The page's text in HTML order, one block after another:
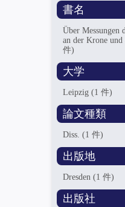
書名
Über Messungen
an der Krone
件)
大学
Leipzig(1 件)
論文種類
Diss.(1 件)
出版地
Dresden(1 件)
出版社